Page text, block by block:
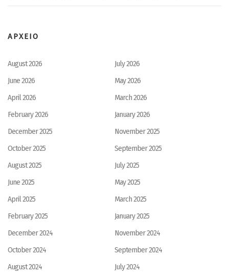
ΑΡΧΕΙΟ
August 2026
July 2026
June 2026
May 2026
April 2026
March 2026
February 2026
January 2026
December 2025
November 2025
October 2025
September 2025
August 2025
July 2025
June 2025
May 2025
April 2025
March 2025
February 2025
January 2025
December 2024
November 2024
October 2024
September 2024
August 2024
July 2024